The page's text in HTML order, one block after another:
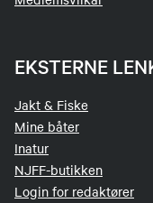
EKSTERNE
Jakt & Fiske
Mine båter
Inatur
NJFF-butikken
Login for redaktører